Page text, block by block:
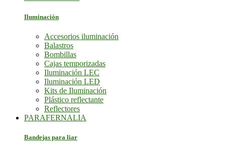
Iluminación
Accesorios iluminación
Balastros
Bombillas
Cajas temporizadas
Iluminación LEC
Iluminación LED
Kits de Iluminación
Plástico reflectante
Reflectores
PARAFERNALIA
Bandejas para liar